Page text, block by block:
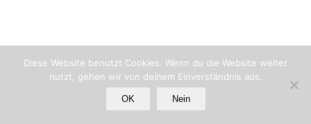
Diese Website benutzt Cookies. Wenn du die Website weiter
nutzt, gehen wir von deinem Einverständnis aus.
OK Nein